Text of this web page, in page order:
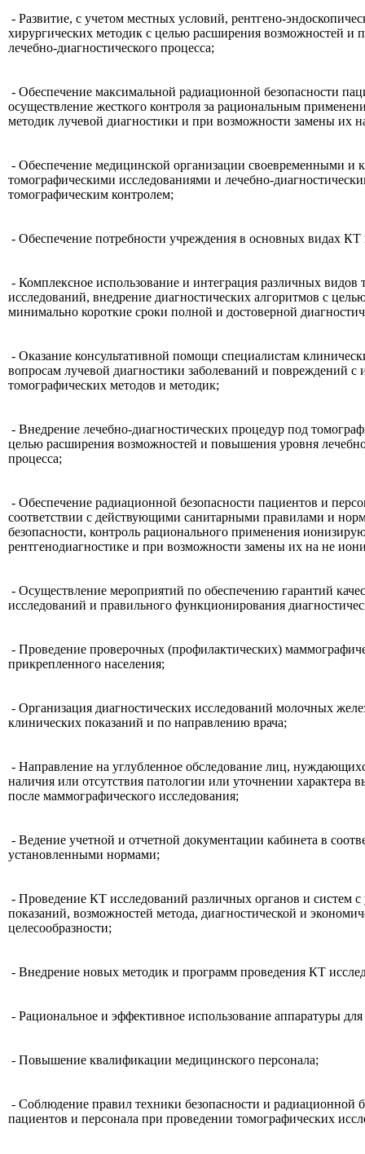
- Развитие, с учетом местных условий, рентгено-
хирургических методик с целью расширения возможностей и
лечебно-диагностического процесса;
- Обеспечение максимальной радиационной безопасности
осуществление жесткого контроля за рациональным
методик лучевой диагностики и при возможности замены их
- Обеспечение медицинской организации своевременными и
томографическими исследованиями и лечебно-
томографическим контролем;
- Обеспечение потребности учреждения в основных видах КТ
- Комплексное использование и интеграция различных видов
исследований, внедрение диагностических алгоритмов с
минимально короткие сроки полной и достоверной
- Оказание консультативной помощи специалистам
вопросам лучевой диагностики заболеваний и повреждений с
томографических методов и методик;
- Внедрение лечебно-диагностических процедур под
целью расширения возможностей и повышения уровня
процесса;
- Обеспечение радиационной безопасности пациентов и
соответствии с действующими санитарными правилами и
безопасности, контроль рационального применения
рентгенодиагностике и при возможности замены их на не
- Осуществление мероприятий по обеспечению гарантий
исследований и правильного функционирования
- Проведение проверочных (профилактических)
прикрепленного населения;
- Организация диагностических исследований молочных
клинических показаний и по направлению врача;
- Направление на углубленное обследование лиц,
наличия или отсутствия патологии или уточнении характера
после маммографического исследования;
- Ведение учетной и отчетной документации кабинета в
установленными нормами;
- Проведение КТ исследований различных органов и систем
показаний, возможностей метода, диагностической и
целесообразности;
- Внедрение новых методик и программ проведения КТ
- Рациональное и эффективное использование аппаратуры
- Повышение квалификации медицинского персонала;
- Соблюдение правил техники безопасности и радиационной
пациентов и персонала при проведении томографических